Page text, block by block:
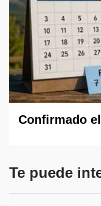
Confirmado
Te puede